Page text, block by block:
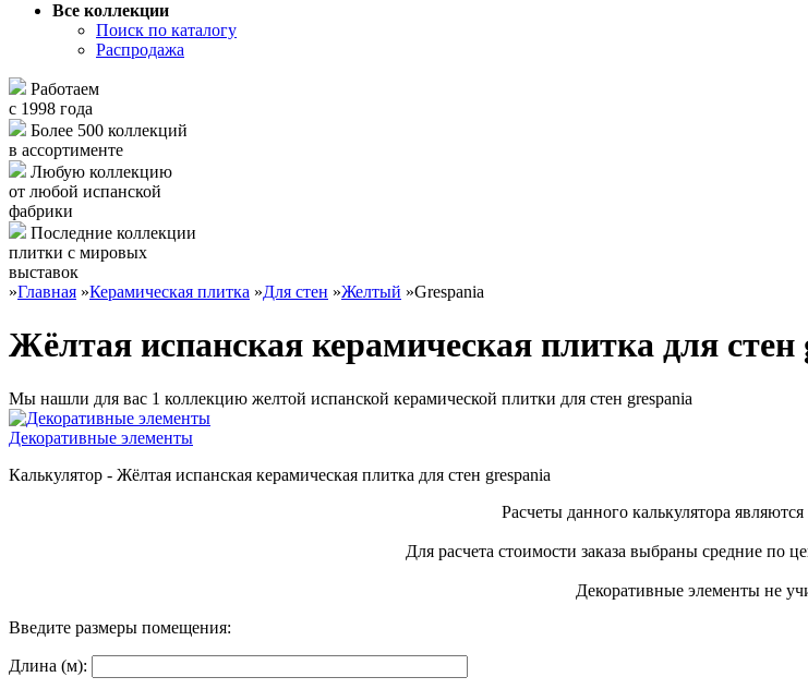
Все коллекции
Поиск по каталогу
Распродажа
Работаем
с 1998 года
Более 500 коллекций
в ассортименте
Любую коллекцию
от любой испанской
фабрики
Последние коллекции
плитки с мировых
выставок
»Главная »Керамическая плитка »Для стен »Желтый »Grespania
Жёлтая испанская керамическая плитка для стен
Мы нашли для вас 1 коллекцию желтой испанской керамической плитки для стен grespania
Декоративные элементы
Калькулятор - Жёлтая испанская керамическая плитка для стен grespania
Расчеты данного калькулятора
Для расчета стоимости заказа выбраны средние по
Декоративные элементы не
Введите размеры помещения:
Длина (м):